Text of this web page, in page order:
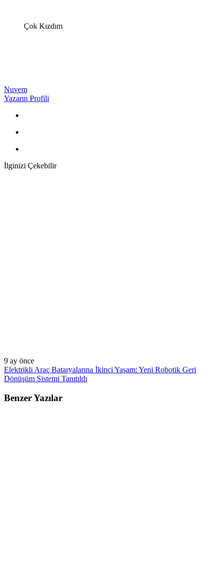
Çok Kızdım
Nuvem
Yazarın Profili
İlginizi Çekebilir
9 ay önce
Elektrikli Araç Bataryalarına İkinci Yaşam: Yeni Robotik Geri
Dönüşüm Sistemi Tanıtıldı
Benzer Yazılar